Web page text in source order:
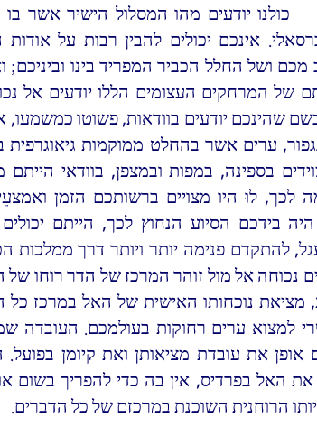
כולנו יודעים מהו המסלול הישיר אשר
אינכם יכולים להבין רבות על
ושל החלל הכביר המפריד בינו וביניכם;
של המרחקים העצומים הללו יודעים אל
שהינכם יודעים בוודאות, פשוטו כמשמעו, את
ערים אשר בהחלט ממוקמות גיאוגרפית
בספינה, במפות ובמצפן, בוודאי
לכך, לוּ היו מצויים ברשותכם הזמן
היה בידכם הסיוע הנחוץ לכך, הייתם
להתקדם פנימה יותר ויותר דרך ממלכות
נכוחה אל מול זוהר המרכז של הדר רוחו של
מציאת נוכחותו האישית של האל במרכז
למצוא ערים רחוקות בעולמכם. העובדה
את עובדת מציאותן ואת קיומן
האל בפרדיס, אין בה כדי להפריך בשום
הרוחנית השוכנת במרכזם של כל הדברים.